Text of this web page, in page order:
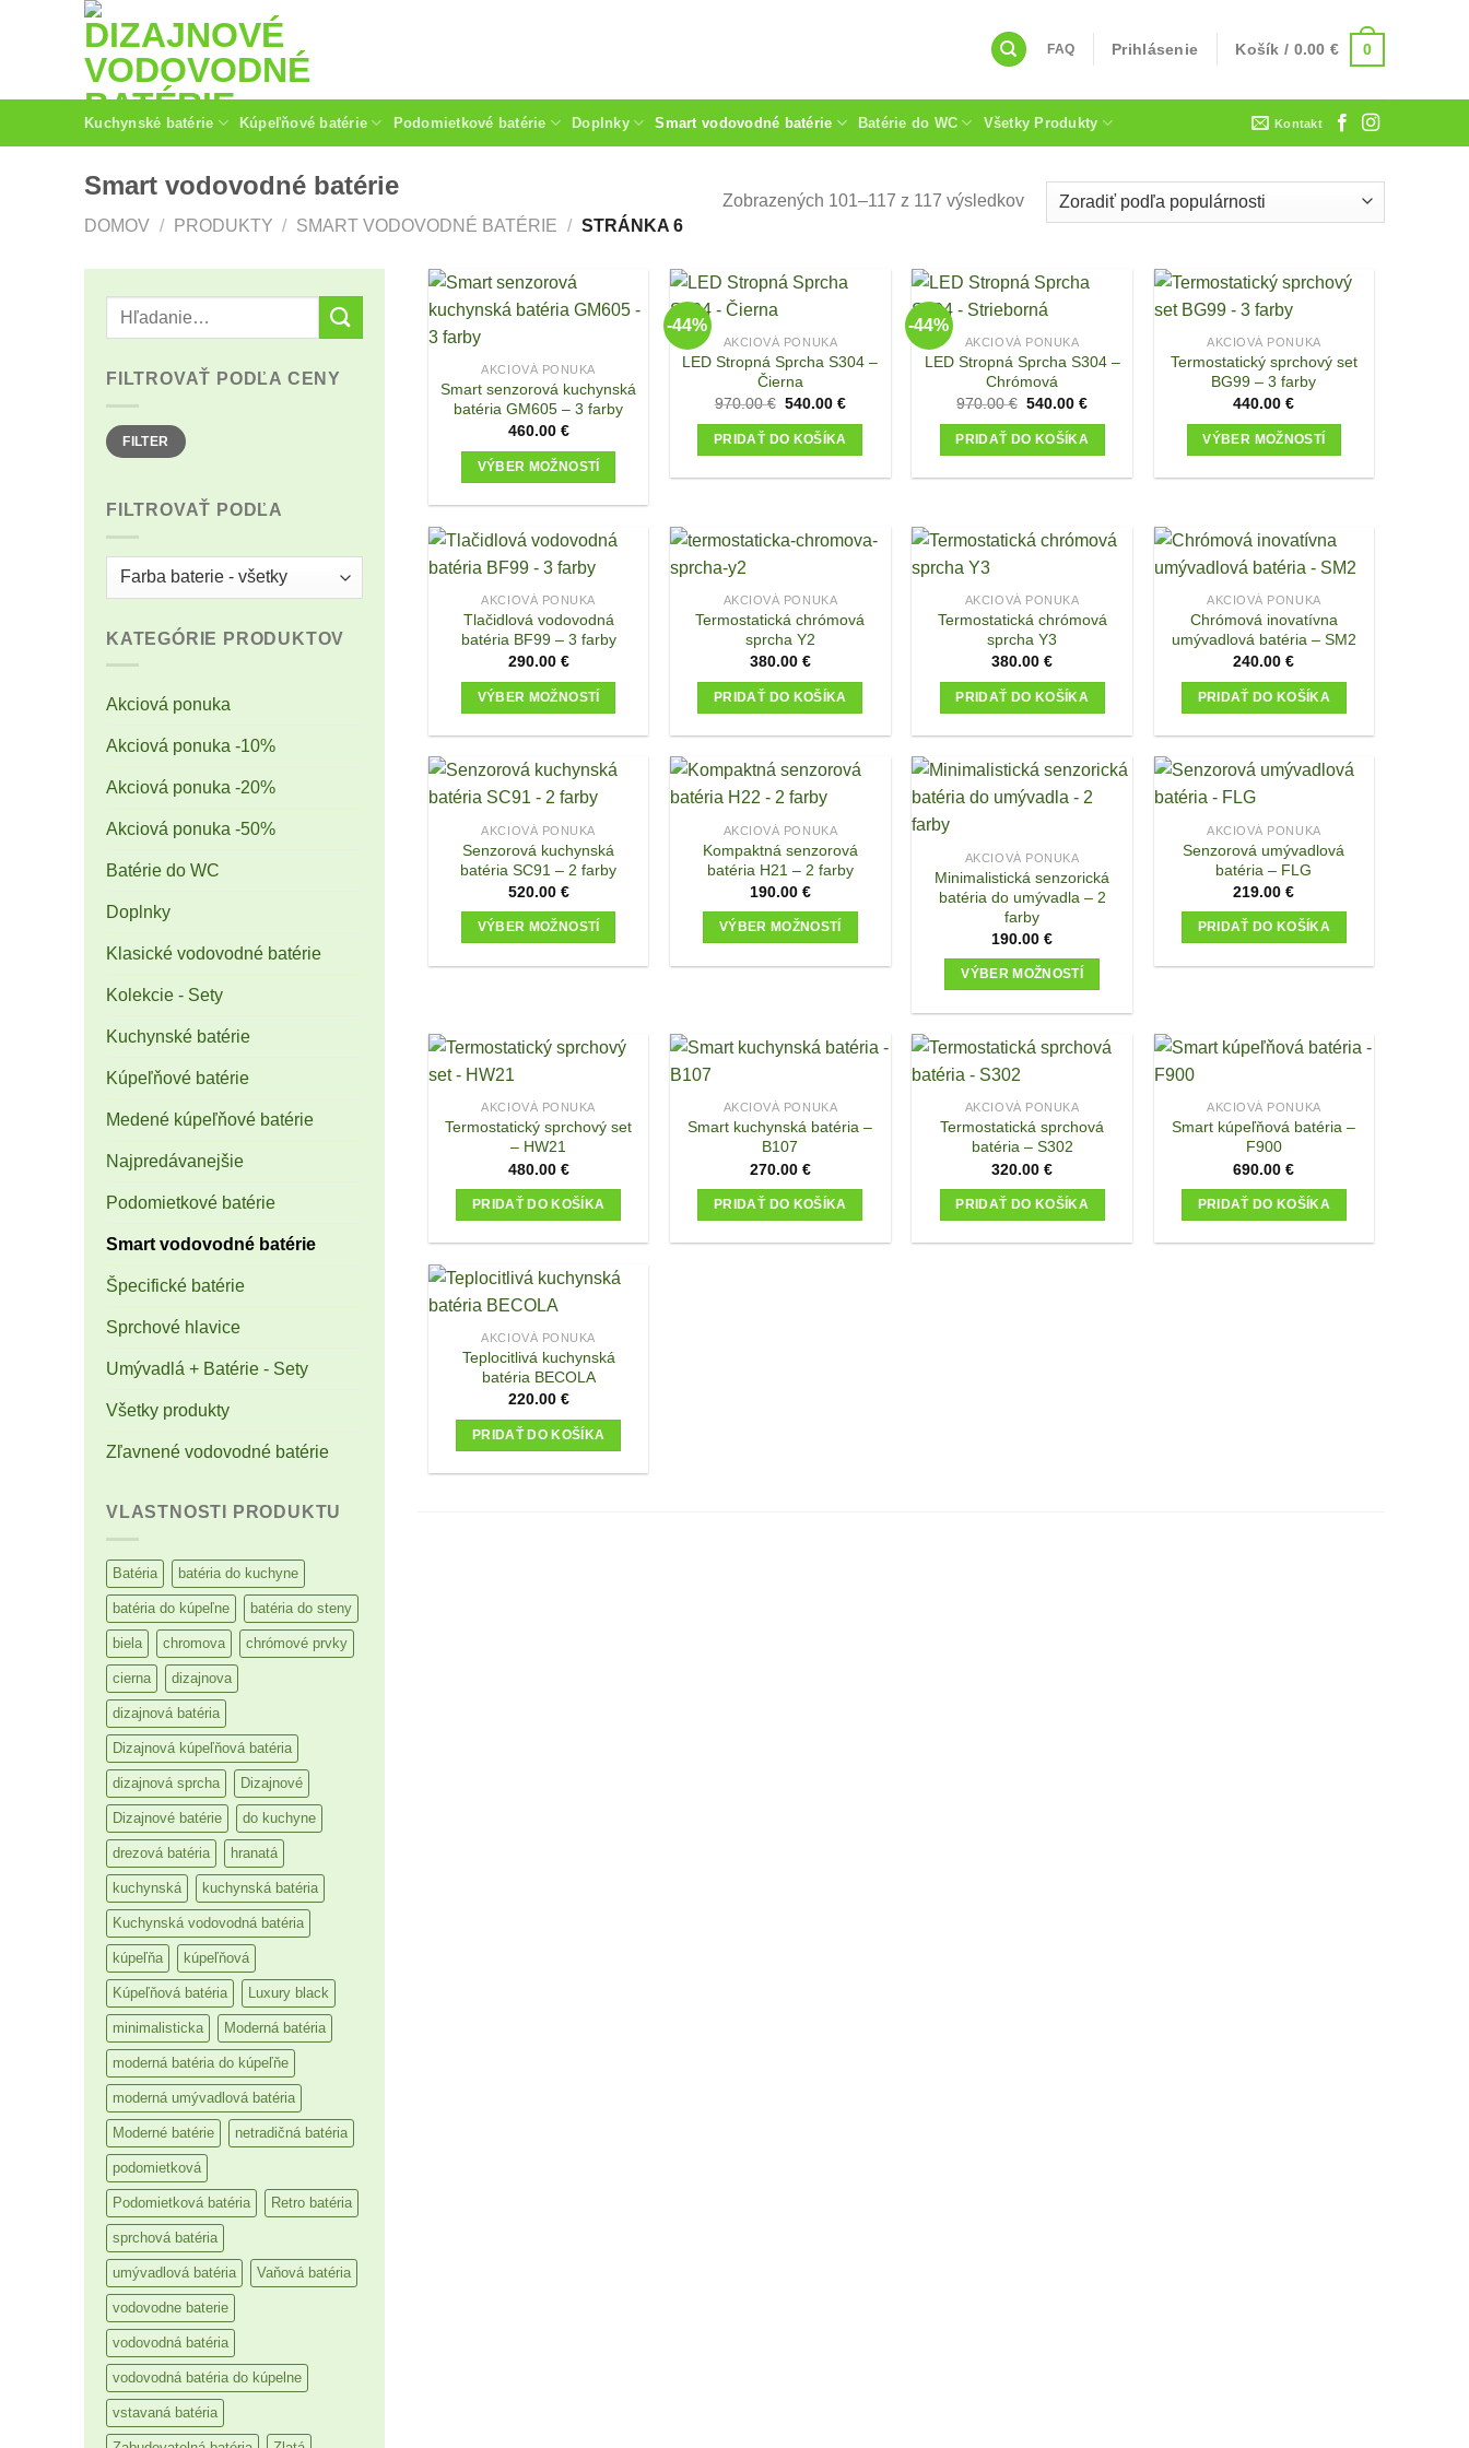
FAQ Prihlásenie Košík / 0.00€ 0
Kuchynské batérie Kúpeľňové batérie Podomietkové batérie Doplnky Smart vodovodné batérie Batérie do WC Všetky Produkty Kontakt
Smart vodovodné batérie
DOMOV / PRODUKTY / SMART VODOVODNÉ BATÉRIE / STRÁNKA 6
Zobrazených 101–117 z 117 výsledkov
FILTROVAŤ PODĽA CENY
Minimálna
cena
Maximálna
cenaFILTER
FILTROVAŤ PODĽA
KATEGÓRIE PRODUKTOV
Akciová ponuka
Akciová ponuka -10%
Akciová ponuka -20%
Akciová ponuka -50%
Batérie do WC
Doplnky
Klasické vodovodné batérie
Kolekcie - Sety
Kuchynské batérie
Kúpeľňové batérie
Medené kúpeľňové batérie
Najpredávanejšie
Podomietkové batérie
Smart vodovodné batérie
Špecifické batérie
Sprchové hlavice
Umývadlá + Batérie - Sety
Všetky produkty
Zľavnené vodovodné batérie
VLASTNOSTI PRODUKTU
Batéria batéria do kuchyne
batéria do kúpeľne batéria do steny
biela chromova chrómové prvky
cierna dizajnova
dizajnová batéria
Dizajnová kúpeľňová batéria
dizajnová sprcha Dizajnové
Dizajnové batérie do kuchyne
drezová batéria hranatá
kuchynská kuchynská batéria
Kuchynská vodovodná batéria
kúpeľňa kúpeľňová
Kúpeľňová batéria Luxury black
minimalisticka Moderná batéria
moderná batéria do kúpeľňe
moderná umývadlová batéria
Moderné batérie netradičná batéria
podomietková
Podomietková batéria Retro batéria
sprchová batéria
umývadlová batéria Vaňová batéria
vodovodne baterie
vodovodná batéria
vodovodná batéria do kúpelne
vstavaná batéria
AKCIOVÁ PONUKA
Smart senzorová kuchynská
batéria GM605 – 3 farby
460.00 €
VÝBER MOŽNOSTÍ
has
multiple
variants.
The
options
may
be
the
product
-44%
AKCIOVÁ PONUKA
LED Stropná Sprcha S304 –
Čierna
970.00€ Original
was:
970.00 €.
540.00€Current
540.00 €.
PRIDAŤ DO KOŠÍKA
-44%
AKCIOVÁ PONUKA
LED Stropná Sprcha S304 –
Chrómová
970.00€ Original
was:
970.00 €.
540.00€Current
540.00 €.
PRIDAŤ DO KOŠÍKA
AKCIOVÁ PONUKA
Termostatický sprchový set
BG99 – 3 farby
440.00€
VÝBER MOŽNOSTÍ
multiple
variants.
The
options
may
be
chosen
on
product
AKCIOVÁ PONUKA
Tlačidlová vodovodná
batéria BF99 – 3 farby
290.00 €
VÝBER MOŽNOSTÍ
has
multiple
variants.
The
options
may
be
page
AKCIOVÁ PONUKA
Termostatická chrómová
sprcha Y2
380.00 €
PRIDAŤ DO KOŠÍKA
AKCIOVÁ PONUKA
Termostatická chrómová
sprcha Y3
380.00€
PRIDAŤ DO KOŠÍKA
AKCIOVÁ PONUKA
Chrómová inovatívna
umývadlová batéria – SM2
240.00€
PRIDAŤ DO KOŠÍKA
AKCIOVÁ PONUKA
Senzorová kuchynská
batéria SC91 – 2 farby
520.00 €
VÝBER MOŽNOSTÍ
variants.
options
may
be
chosen
on
page
AKCIOVÁ PONUKA
Kompaktná senzorová
batéria H21 – 2 farby
190.00 €
VÝBER MOŽNOSTÍ
variants.
options
may
be
chosen
on
AKCIOVÁ PONUKA
Minimalistická senzorická
batéria do umývadla – 2
farby
190.00€
VÝBER MOŽNOSTÍ
has
variants.
The
options
may
be
AKCIOVÁ PONUKA
Senzorová umývadlová
batéria – FLG
219.00€
PRIDAŤ DO KOŠÍKA
AKCIOVÁ PONUKA
Termostatický sprchový set
– HW21
480.00 €
PRIDAŤ DO KOŠÍKA
AKCIOVÁ PONUKA
Smart kuchynská batéria –
B107
270.00 €
PRIDAŤ DO KOŠÍKA
AKCIOVÁ PONUKA
Termostatická sprchová
batéria – S302
320.00€
PRIDAŤ DO KOŠÍKA
AKCIOVÁ PONUKA
Smart kúpeľňová batéria –
F900
690.00€
PRIDAŤ DO KOŠÍKA
AKCIOVÁ PONUKA
Teplocitlivá kuchynská
batéria BECOLA
220.00 €
PRIDAŤ DO KOŠÍKA